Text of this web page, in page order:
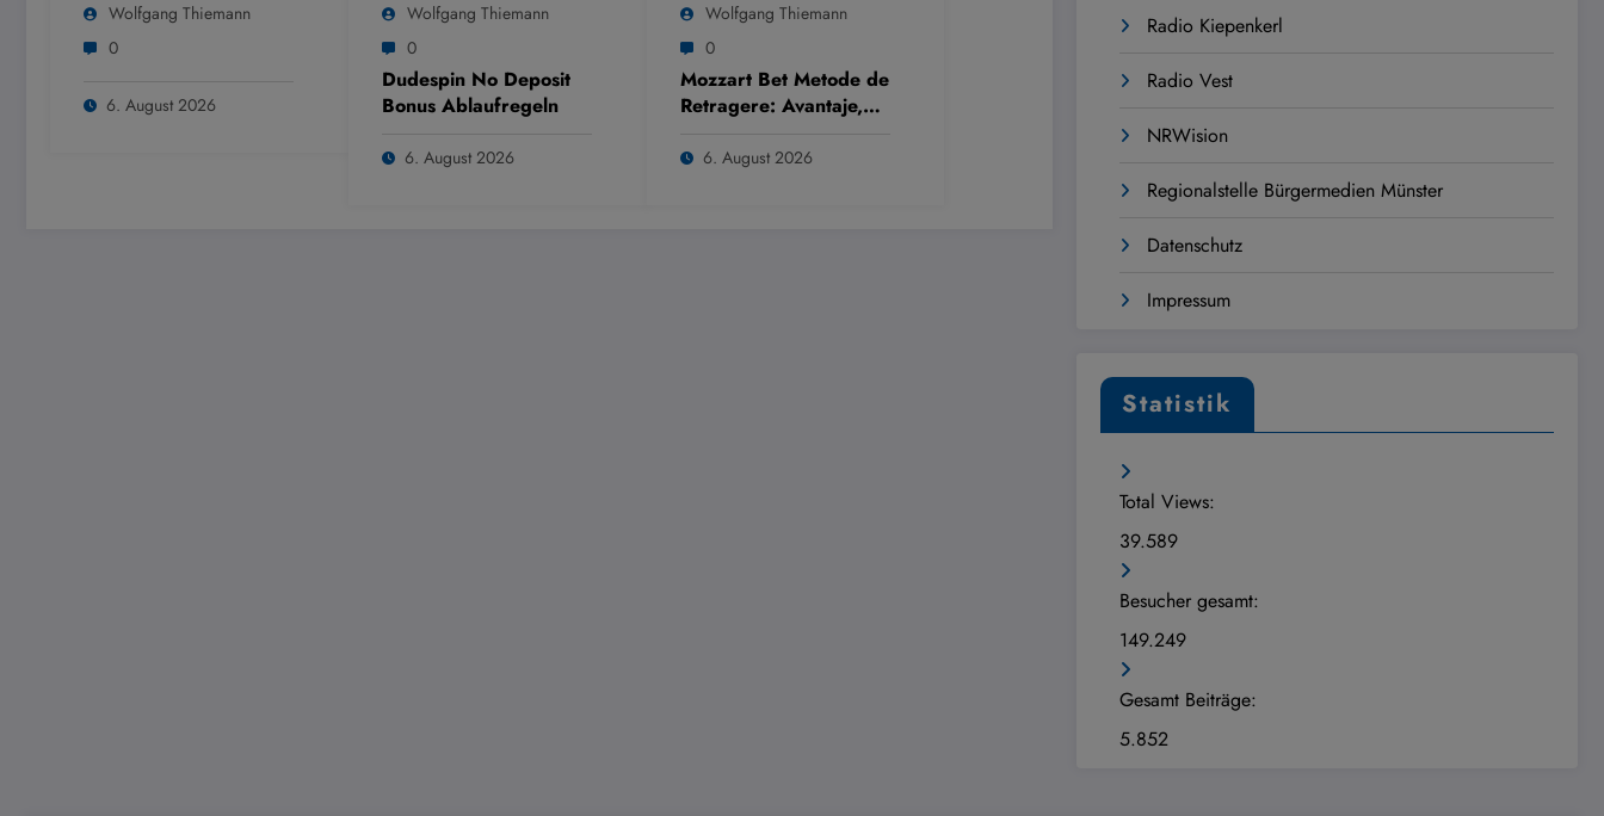
Wolfgang Thiemann
0
6. August 2026
Wolfgang Thiemann
0
Dudespin No Deposit
Bonus Ablaufregeln
6. August 2026
Wolfgang Thiemann
0
Mozzart Bet Metode de
Retragere: Avantaje,
6. August 2026
Radio Kiepenkerl
Radio Vest
NRWision
Regionalstelle Bürgermedien Münster
Datenschutz
Impressum
Statistik
Total Views:
39.589
Besucher gesamt:
149.249
Gesamt Beiträge:
5.852